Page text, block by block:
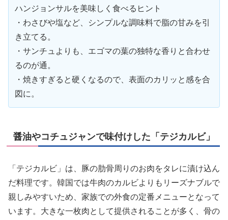
ハンジョンサルを美味しく食べるヒント
・わさびや塩など、シンプルな調味料で脂の甘みを引
き立てる。
・サンチュよりも、エゴマの葉の独特な香りと合わせ
るのが通。
・焼きすぎると硬くなるので、表面のカリッと感を合
図に。
醤油やコチュジャンで味付けした「テジカルビ」
「テジカルビ」は、豚の肋骨周りのお肉をタレに漬け込ん
だ料理です。韓国では牛肉のカルビよりもリーズナブルで
親しみやすいため、家族での外食の定番メニューとなって
います。大きな一枚肉として提供されることが多く、骨の